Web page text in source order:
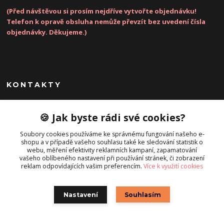
(Před návštěvou si prosím nejdříve vytvořte objednávku!
Telefon k opravě obsluha nemůže převzít bez uvedení čísla
objednávky. Děkujeme.)
KONTAKTY
Zákaznická podpora
(Po-Pá, 8-17 hod.)
info@opravatelefonu.cz
🍪 Jak byste rádi své cookies?
Soubory cookies používáme ke správnému fungování našeho e-
shopu a v případě vašeho souhlasu také ke sledování statistik o
webu, měření efektivity reklamních kampaní, zapamatování
vašeho oblíbeného nastavení při používání stránek, či zobrazení
reklam odpovídajících vašim preferencím. Více k využití cookies
Nastavení Souhlasím